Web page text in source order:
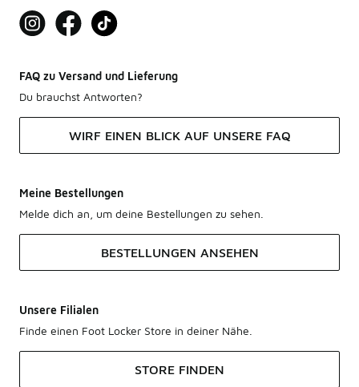
FAQ zu Versand und Lieferung
Du brauchst Antworten?
WIRF EINEN BLICK AUF UNSERE FAQ
Meine Bestellungen
Melde dich an, um deine Bestellungen zu sehen.
BESTELLUNGEN ANSEHEN
Unsere Filialen
Finde einen Foot Locker Store in deiner Nähe.
STORE FINDEN